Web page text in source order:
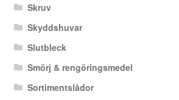
Skruv
Skyddshuvar
Slutbleck
Smörj & rengöringsmedel
Sortimentslådor